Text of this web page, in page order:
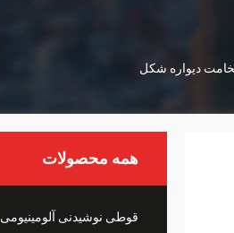
همه محصولات
قوطی نوشیدنی آلومینیومی